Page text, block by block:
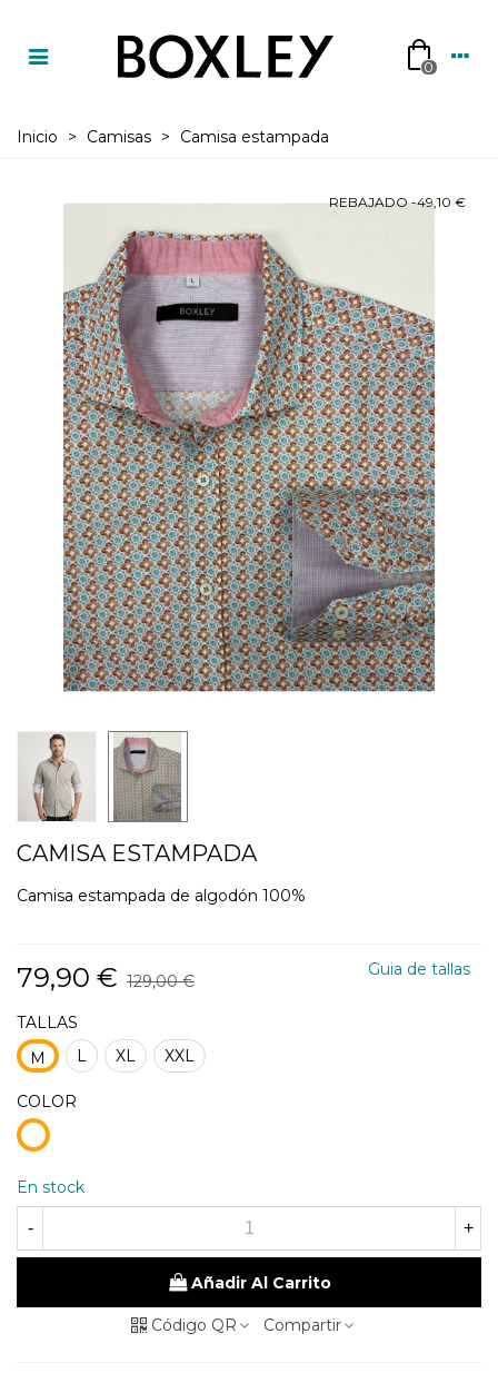
0
Inicio > Camisas > Camisa estampada
REBAJADO-49,10 €
CAMISA ESTAMPADA
Camisa estampada de algodón 100%
79,90 € 129,00 €
Guia de tallas
TALLAS
M
L XL XXL
COLOR
1
unico
En stock
- +
Añadir Al Carrito
Código QR Compartir